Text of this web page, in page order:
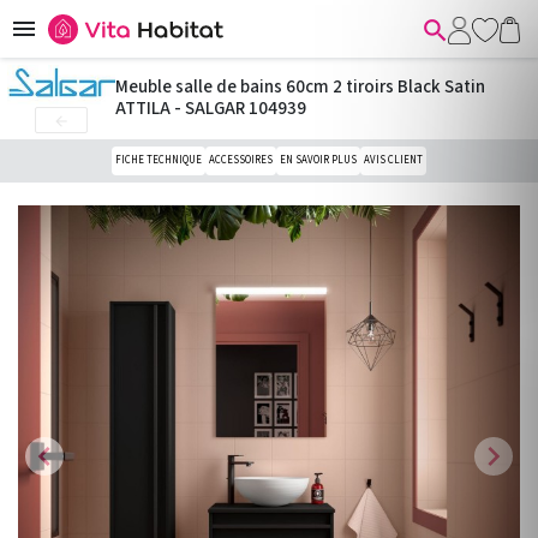
 
chevron_left chevron_right
Meuble salle de bains 60cm 2 tiroirs Black Satin
ATTILA - SALGAR 104939
FICHE TECHNIQUE ACCESSOIRES EN SAVOIR PLUS AVIS CLIENT